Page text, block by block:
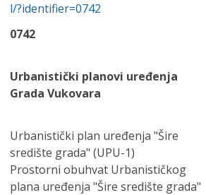
l/?identifier=0742
0742
Urbanistički planovi uređenja
Grada Vukovara
Urbanistički plan uređenja "Šire
središte grada" (UPU-1)
Prostorni obuhvat Urbanističkog
plana uređenja "Šire središte grada"